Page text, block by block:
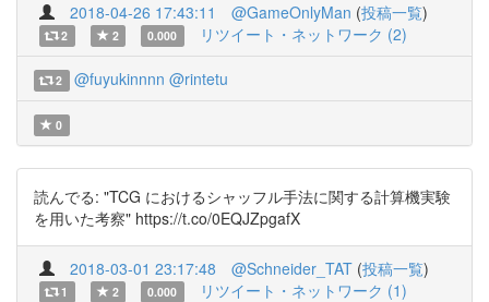
2018-04-26 17:43:11 @GameOnlyMan (投稿一覧)
2 2 0.000 リツイート・ネットワーク (2)
2 @fuyukinnnn @rintetu
0
読んでる: "TCG におけるシャッフル手法に関する計算機実験
を用いた考察" https://t.co/0EQJZpgafX
2018-03-01 23:17:48 @Schneider_TAT (投稿一覧)
1 2 0.000 リツイート・ネットワーク (1)